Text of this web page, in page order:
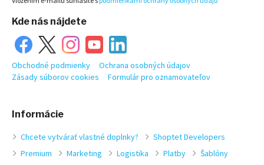
Informácie
Chcete vytvárať vlastné doplnky?
Shoptet Developers
Premium
Marketing Logistika Platby
Šablóny
Kde nás nájdete
Obchodné podmienky
Ochrana osobných údajov
Zásady súborov cookies
Formulár pro oznamovateľov